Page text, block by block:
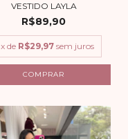
VESTIDO LAYLA
R$89,90
x de R$29,97 sem juros
COMPRAR